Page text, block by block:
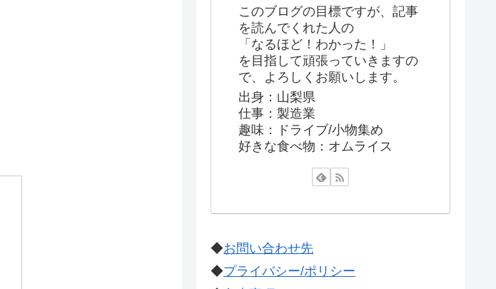
このブログの目標ですが、記事
を読んでくれた人の
「なるほど！わかった！」
を目指して頑張っていきますの
で、よろしくお願いします。
出身：山梨県
仕事：製造業
趣味：ドライブ/小物集め
好きな食べ物：オムライス
◆お問い合わせ先
◆プライバシー/ポリシー